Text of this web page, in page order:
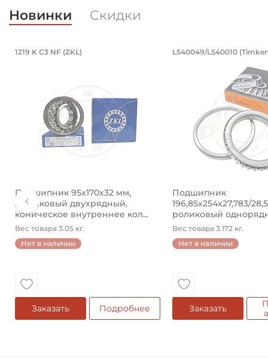
Новинки Скидки
Подшипник 95х170х32 мм,
1219 K C3 NF (ZKL)
Подшипник 95х170х32 мм,
шариковый двухрядный,
коническое внутреннее кол...
Вес товара 3.05 кг.
Нет в наличии
Заказать Подробнее
Подшипник
L540049/L540010
Подшипник
196,85х254х27,783/
роликовый
конический ...
Вес товара 3.172 кг.
Нет в наличии
Заказать